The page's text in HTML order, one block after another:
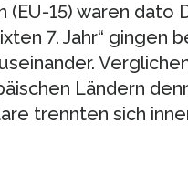
(EU-15) waren dato
7. Jahr“ gingen
Ländern
trennten sich